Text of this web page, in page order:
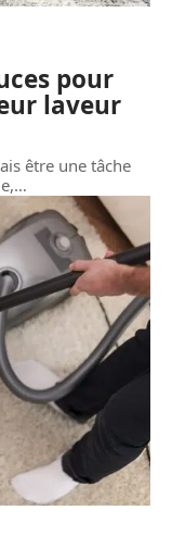
pour
laveur
être une tâche
…